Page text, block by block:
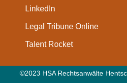
LinkedIn
Legal Tribune Online
Talent Rocket
©2023 HSA Rechtsanwälte